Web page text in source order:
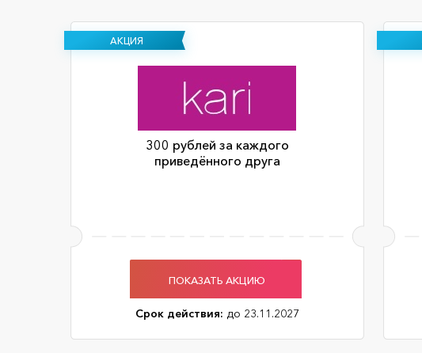
АКЦИЯ
300 рублей за каждого
приведённого друга
ПОКАЗАТЬ АКЦИЮ
Срок действия: до 23.11.2027